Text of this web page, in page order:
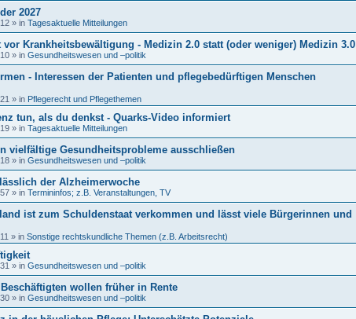
2027
» in Tagesaktuelle Mitteilungen
Krankheitsbewältigung - Medizin 2.0 statt (oder weniger) Medizin 3.0
» in Gesundheitswesen und –politik
- Interessen der Patienten und pflegebedürftigen Menschen
» in Pflegerecht und Pflegethemen
tun, als du denkst - Quarks-Video informiert
» in Tagesaktuelle Mitteilungen
vielfältige Gesundheitsprobleme ausschließen
» in Gesundheitswesen und –politik
der Alzheimerwoche
» in Termininfos; z.B. Veranstaltungen, TV
ist zum Schuldenstaat verkommen und lässt viele Bürgerinnen und
» in Sonstige rechtskundliche Themen (z.B. Arbeitsrecht)
» in Gesundheitswesen und –politik
wollen früher in Rente
» in Gesundheitswesen und –politik